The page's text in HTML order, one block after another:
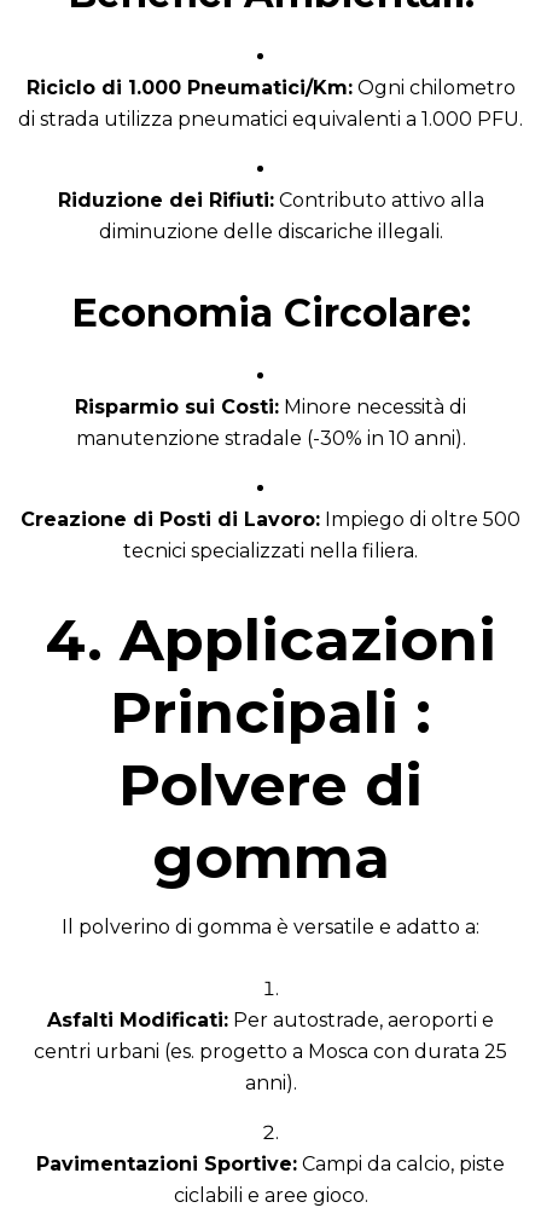
Riciclo di 1.000 Pneumatici/Km:Ogni chilometro
di strada utilizza pneumatici equivalenti a 1.000 PFU.
Riduzione dei Rifiuti:Contributo attivo alla
diminuzione delle discariche illegali.
Economia Circolare:
Risparmio sui Costi: Minore necessità di
manutenzione stradale (-30% in 10 anni).
Creazione di Posti di Lavoro: Impiego di oltre 500
tecnici specializzati nella filiera.
4. Applicazioni
Principali :
Polvere di
gomma
Il polverino di gomma è versatile e adatto a:
Asfalti Modificati: Per autostrade, aeroporti e
centri urbani (es. progetto a Mosca con durata 25
anni).
Pavimentazioni Sportive: Campi da calcio, piste
ciclabili e aree gioco.